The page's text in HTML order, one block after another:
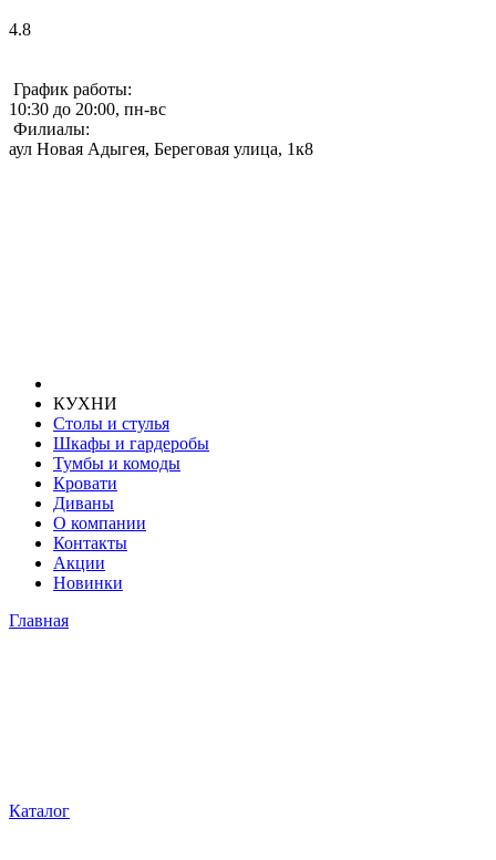
4.8
График работы:
10:30 до 20:00, пн-вс
Филиалы:
аул Новая Адыгея, Береговая улица, 1к8
КУХНИ
Столы и стулья
Шкафы и гардеробы
Тумбы и комоды
Кровати
Диваны
О компании
Контакты
Акции
Новинки
Главная
Каталог